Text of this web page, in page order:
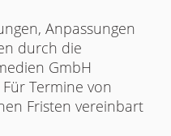
Anpassungen
durch die
GmbH
Termine von
Fristen vereinbart